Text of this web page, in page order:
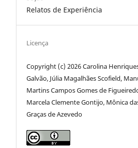
Relatos de Experiência
Licença
Copyright (c) 2026 Carolina
Galvão, Júlia Magalhães Scofield,
Martins Campos Gomes de
Marcela Clemente Gontijo, Mônica
Graças de Azevedo